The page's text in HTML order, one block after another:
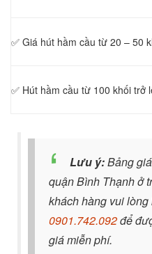
✅ Giá hút hầm cầu từ 20 – 50
✅ Hút hầm cầu từ 100 khối trở
Lưu ý:Bảng
quận Bình Thạnh ở
khách hàng vui
0901.742.092để
giá miễn phí.